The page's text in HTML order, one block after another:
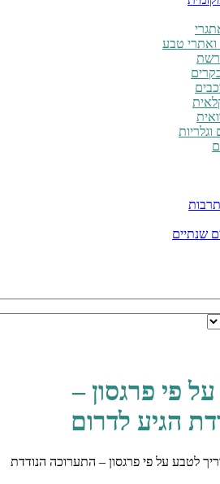
טבע
וגלריות
שנתיים
פי פרגסון –
הגיע לדרום
לטבע על פי פרגסון – התערוכה הנודדת